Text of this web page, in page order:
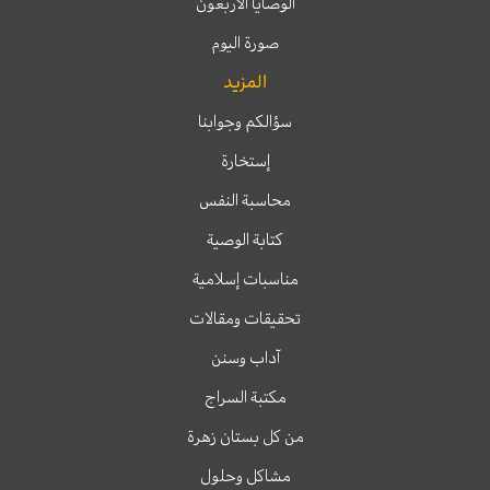
صورة اليوم
المزيد
سؤالكم وجوابنا
إستخارة
محاسبة النفس
كتابة الوصية
مناسبات إسلامية
تحقيقات ومقالات
آداب وسنن
مكتبة السراج
من كل بستان زهرة
مشاكل وحلول